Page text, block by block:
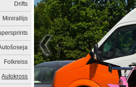
Drifts
Minirallijs
Folkreiss
Autokross